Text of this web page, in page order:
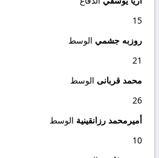
15
روزبه جشمي الوسط
21
محمد قربانی الوسط
26
أميرمحمد رزانقينية الوسط
10